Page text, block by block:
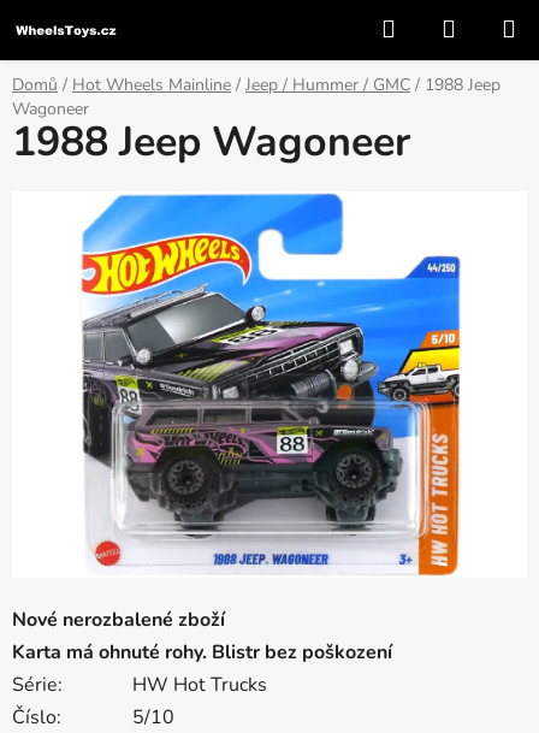
na
obsah
Hledat
KOŠÍK
Domů / Hot Wheels Mainline / Jeep / Hummer / GMC / 1988 Jeep
Wagoneer
Nové nerozbalené zboží
Karta má ohnuté rohy. Blistr bez poškození
Série:
HW Hot Trucks
Číslo:
5/10
1988 Jeep Wagoneer